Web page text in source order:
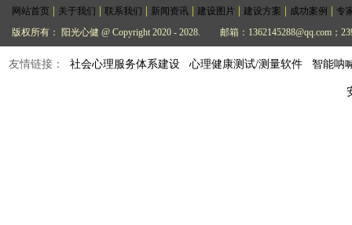
网站首页 关于我们 联系我们 新闻资讯 建设图片 建设方案 成功案例
专
版权所有： 阳光心健 @ Copyright 2020 - 2028.
邮箱：1362145288@qq.com；
友情链接： 社会心理服务体系建设 心理健康测试/测量软件 智能呐